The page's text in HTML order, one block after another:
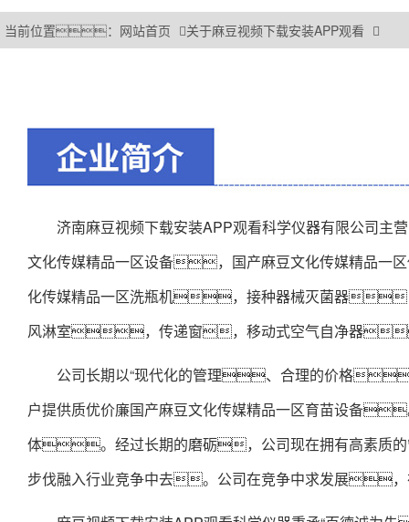
当前位置： 网站首页 关于麻豆视频下载安装APP观看
济南麻豆视频下载安装APP观看科学仪器有限公司
文化传媒精品一区设备，国产麻豆文化传媒精品一
化传媒精品一区洗瓶机，接种器械灭菌器
风淋室，传递窗，移动式空气自净器
公司长期以“现代化的管理、合理的价格
户提供质优价廉国产麻豆文化传媒精品一区育苗设备
体。经过长期的磨砺，公司现在拥有高素质
步伐融入行业竞争中去。公司在竞争中求发展